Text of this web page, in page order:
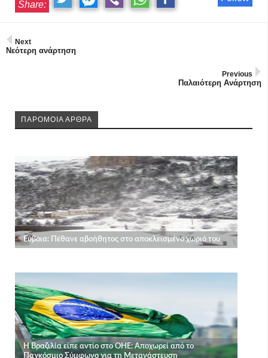
Share:
Next
Νεότερη ανάρτηση
Previous
Παλαιότερη Ανάρτηση
ΠΑΡΟΜΟΙΑ ΑΡΘΡΑ